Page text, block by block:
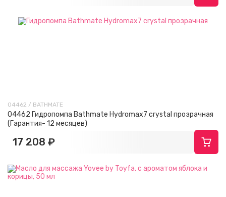
04462 / BATHMATE
04462 Гидропомпа Bathmate Hydromax7 crystal прозрачная
(Гарантия- 12 месяцев)
17 208 ₽